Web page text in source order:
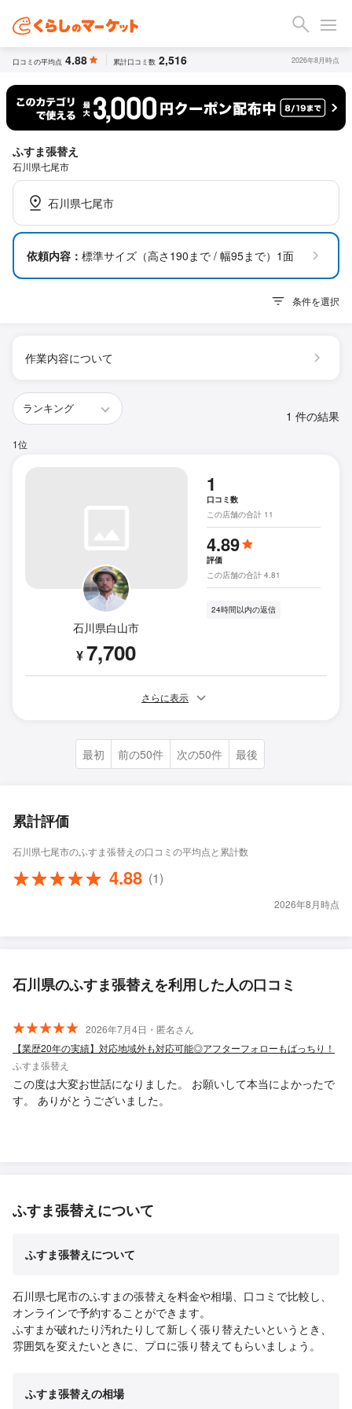
口コミの平均点 4.88 累計口コミ数 2,516 2026年8月時点
ふすま張替え
石川県七尾市
石川県七尾市
依頼内容： 標準サイズ（高さ190まで / 幅95まで）1面
条件を選択
作業内容について
1 件の結果
1位
石川県白山市
¥7,700
1
口コミ数
この店舗の合計 11
4.89
評価
この店舗の合計 4.81
24時間以内の返信
さらに表示
最初 前の50件 次の50件 最後
累計評価
石川県七尾市のふすま張替えの口コミの平均点と累計数
4.88 (1)
2026年8月時点
石川県のふすま張替えを利用した人の口コミ
2026年7月4日・匿名さん
【業歴20年の実績】対応地域外も対応可能◎アフターフォローもばっちり！
ふすま張替え
この度は大変お世話になりました。 お願いして本当によかったで
す。 ありがとうございました。
ふすま張替えについて
ふすま張替えについて
石川県七尾市のふすまの張替えを料金や相場、口コミで比較し、
オンラインで予約することができます。
ふすまが破れたり汚れたりして新しく張り替えたいというとき、
雰囲気を変えたいときに、プロに張り替えてもらいましょう。
ふすま張替えの相場